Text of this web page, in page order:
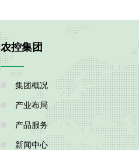
农控集团
集团概况
产业布局
产品服务
新闻中心